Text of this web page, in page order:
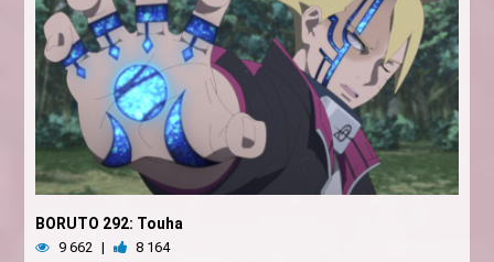
BORUTO 292: Touha
9 662 | 8 164